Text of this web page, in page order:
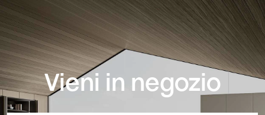
Vieni in negozio